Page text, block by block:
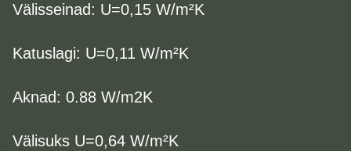
Välisseinad: U=0,15 W/m²K
Katuslagi: U=0,11 W/m²K
Aknad: 0.88 W/m2K
Välisuks U=0,64 W/m²K